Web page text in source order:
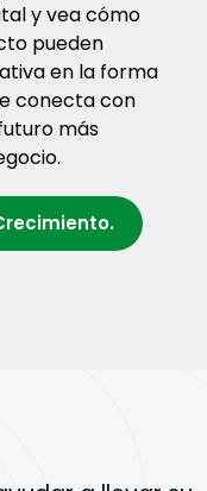
y vea cómo
pueden
en la forma
conecta con
más